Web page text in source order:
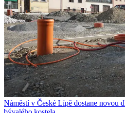
Náměstí v České Lípě dostane novou